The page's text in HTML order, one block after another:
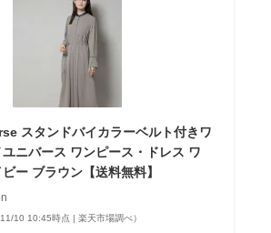
スタンドバイカラーベルト付きワ
ニバース ワンピース・ドレス ワ
ー ブラウン【送料無料】
11/10 10:45時点 | 楽天市場調べ）